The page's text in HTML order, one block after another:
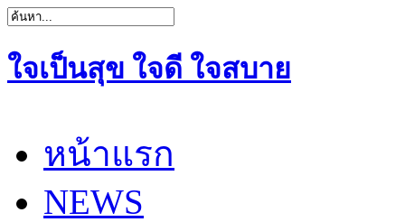
ใจเป็นสุข ใจดี ใจสบาย
หน้าแรก
NEWS